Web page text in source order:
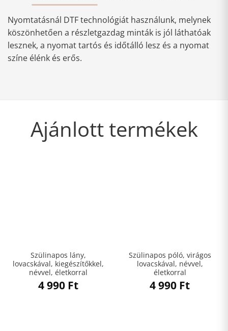
Nyomtatásnál DTF technológiát használunk, melynek
köszönhetően a részletgazdag minták is jól láthatóak
lesznek, a nyomat tartós és időtálló lesz és a nyomat
színe élénk és erős.
Ajánlott termékek
Szülinapos lány,
lovacskával, kiegészítőkkel,
névvel, életkorral
4 990 Ft
Szülinapos póló, virágos
lovacskával, névvel,
életkorral
4 990 Ft